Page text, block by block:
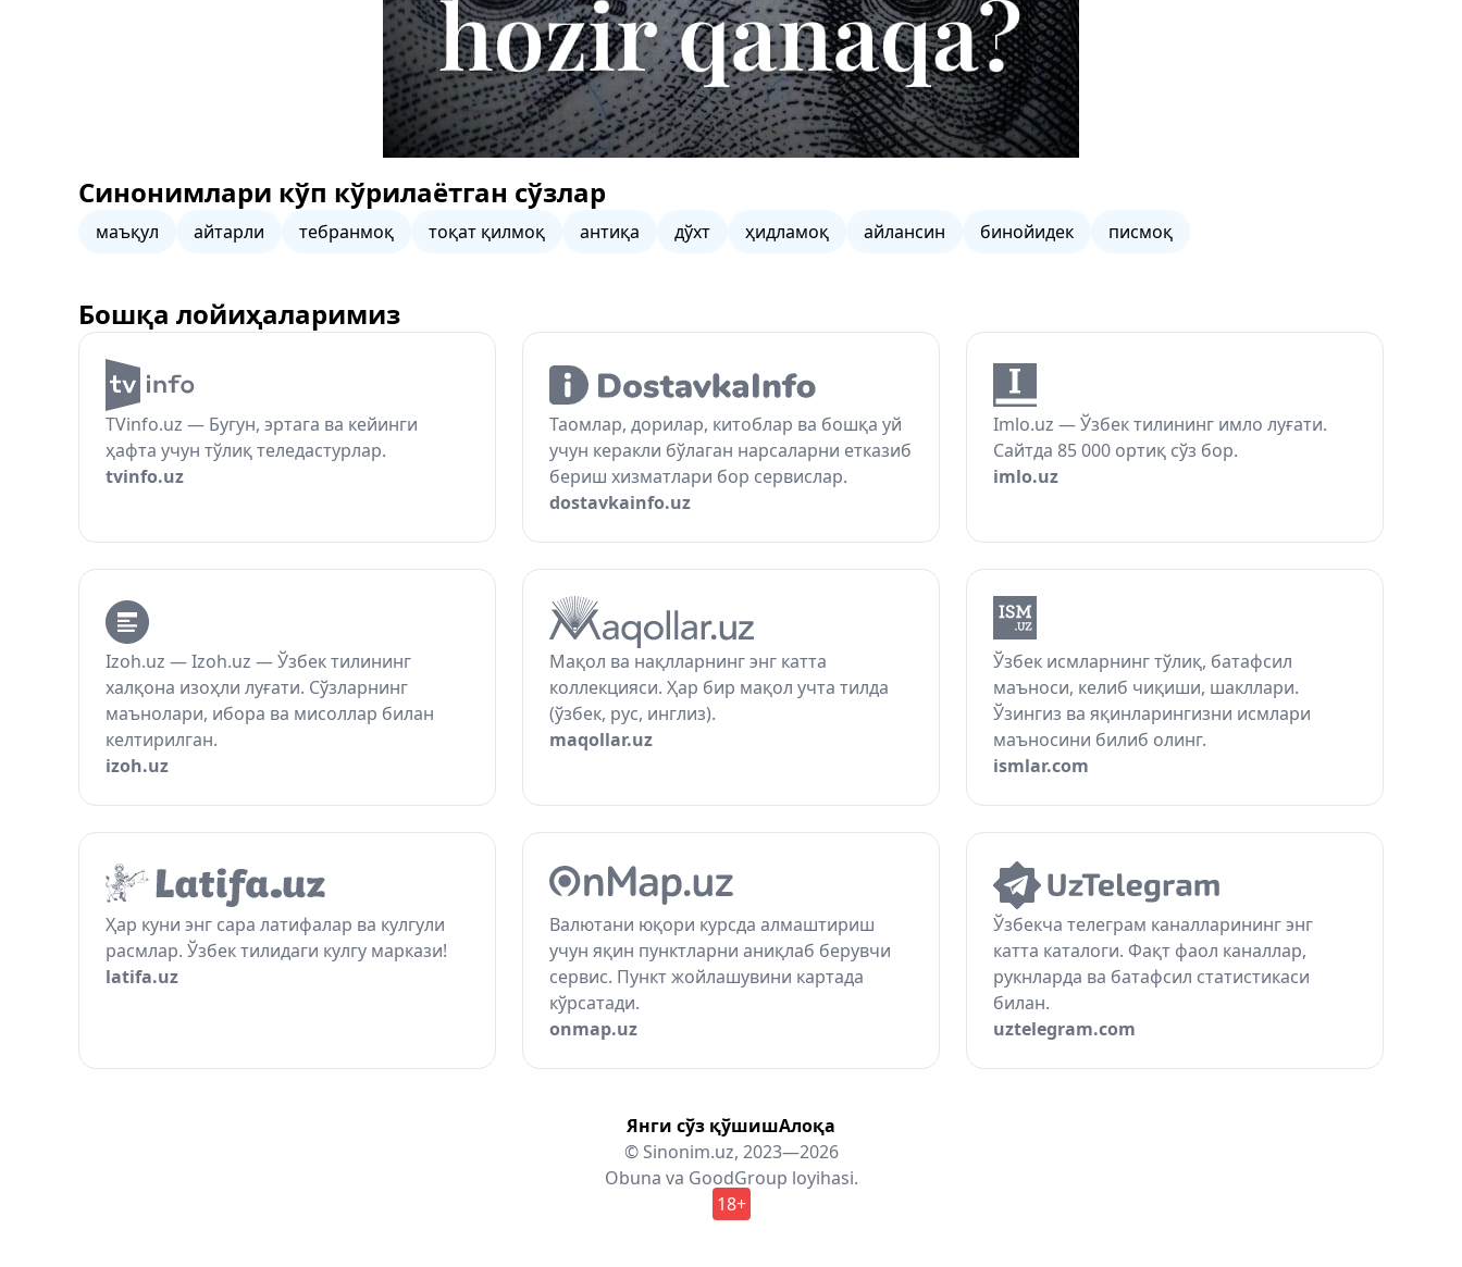
Синонимлари кўп кўрилаётган сўзлар
маъқул айтарли тебранмоқ тоқат қилмоқ антиқа дўхт ҳидламоқ айлансин бинойидек писмоқ
Бошқа лойиҳаларимиз
TVinfo.uz — Бугун, эртага ва кейинги
ҳафта учун тўлиқ теледастурлар.
tvinfo.uz
Таомлар, дорилар, китоблар ва бошқа уй
учун керакли бўлаган нарсаларни етказиб
бериш хизматлари бор сервислар.
dostavkainfo.uz
Imlo.uz — Ўзбек тилининг имло луғати.
Сайтда 85 000 ортиқ сўз бор.
imlo.uz
Izoh.uz — Izoh.uz — Ўзбек тилининг
халқона изоҳли луғати. Сўзларнинг
маънолари, ибора ва мисоллар билан
келтирилган.
izoh.uz
Мақол ва нақлларнинг энг катта
коллекцияси. Ҳар бир мақол учта тилда
(ўзбек, рус, инглиз).
maqollar.uz
Ўзбек исмларнинг тўлиқ, батафсил
маъноси, келиб чиқиши, шакллари.
Ўзингиз ва яқинларингизни исмлари
маъносини билиб олинг.
ismlar.com
Ҳар куни энг сара латифалар ва кулгули
расмлар. Ўзбек тилидаги кулгу маркази!
latifa.uz
Валютани юқори курсда алмаштириш
учун яқин пунктларни аниқлаб берувчи
сервис. Пункт жойлашувини картада
кўрсатади.
onmap.uz
Ўзбекча телеграм каналларининг энг
катта каталоги. Фақт фаол каналлар,
рукнларда ва батафсил статистикаси
билан.
uztelegram.com
Янги сўз қўшишАлоқа
© Sinonim.uz, 2023—2026
Obuna va GoodGroup loyihasi.
18+